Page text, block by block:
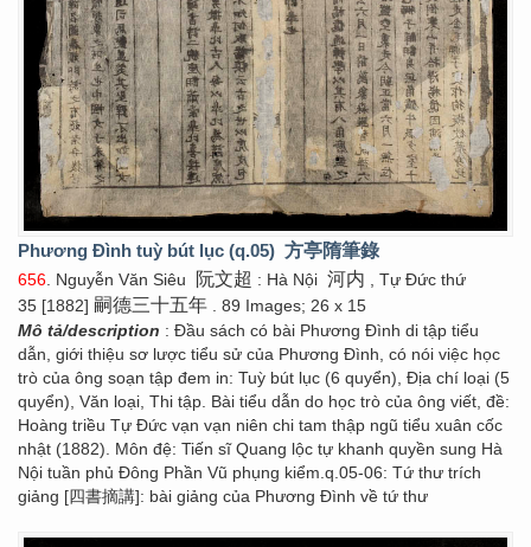
Phương Đình tuỳ bút lục (q.05) 方亭隋筆錄
656 . Nguyễn Văn Siêu 阮文超 : Hà Nội 河内 , Tự Đức thứ
35 [1882] 嗣德三十五年 . 89 Images; 26 x 15
Mô tả/description : Đầu sách có bài Phương Đình di tập tiểu
dẫn, giới thiệu sơ lược tiểu sử của Phương Đình, có nói việc học
trò của ông soạn tập đem in: Tuỳ bút lục (6 quyển), Địa chí loại (5
quyển), Văn loại, Thi tập. Bài tiểu dẫn do học trò của ông viết, đề:
Hoàng triều Tự Đức vạn vạn niên chi tam thập ngũ tiểu xuân cốc
nhật (1882). Môn đệ: Tiến sĩ Quang lộc tự khanh quyền sung Hà
Nội tuần phủ Đông Phần Vũ phụng kiểm.q.05-06: Tứ thư trích
giảng [四書摘講]: bài giảng của Phương Đình về tứ thư